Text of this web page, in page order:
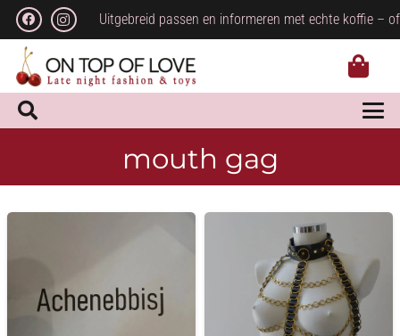
Uitgebreid passen en informeren met echte koffie –
mouth gag